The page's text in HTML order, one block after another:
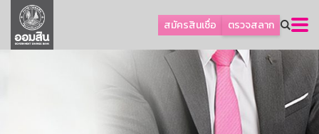
สมัครสินเชื่อ ตรวจสลาก
ลูกค้าธุรกิจ
ลูกค้าผู้ประกอบรายย่อย